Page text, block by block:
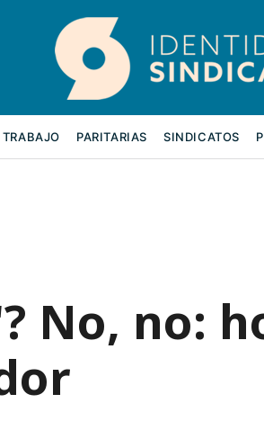
TRABAJO PARITARIAS SINDICATOS
No, no: